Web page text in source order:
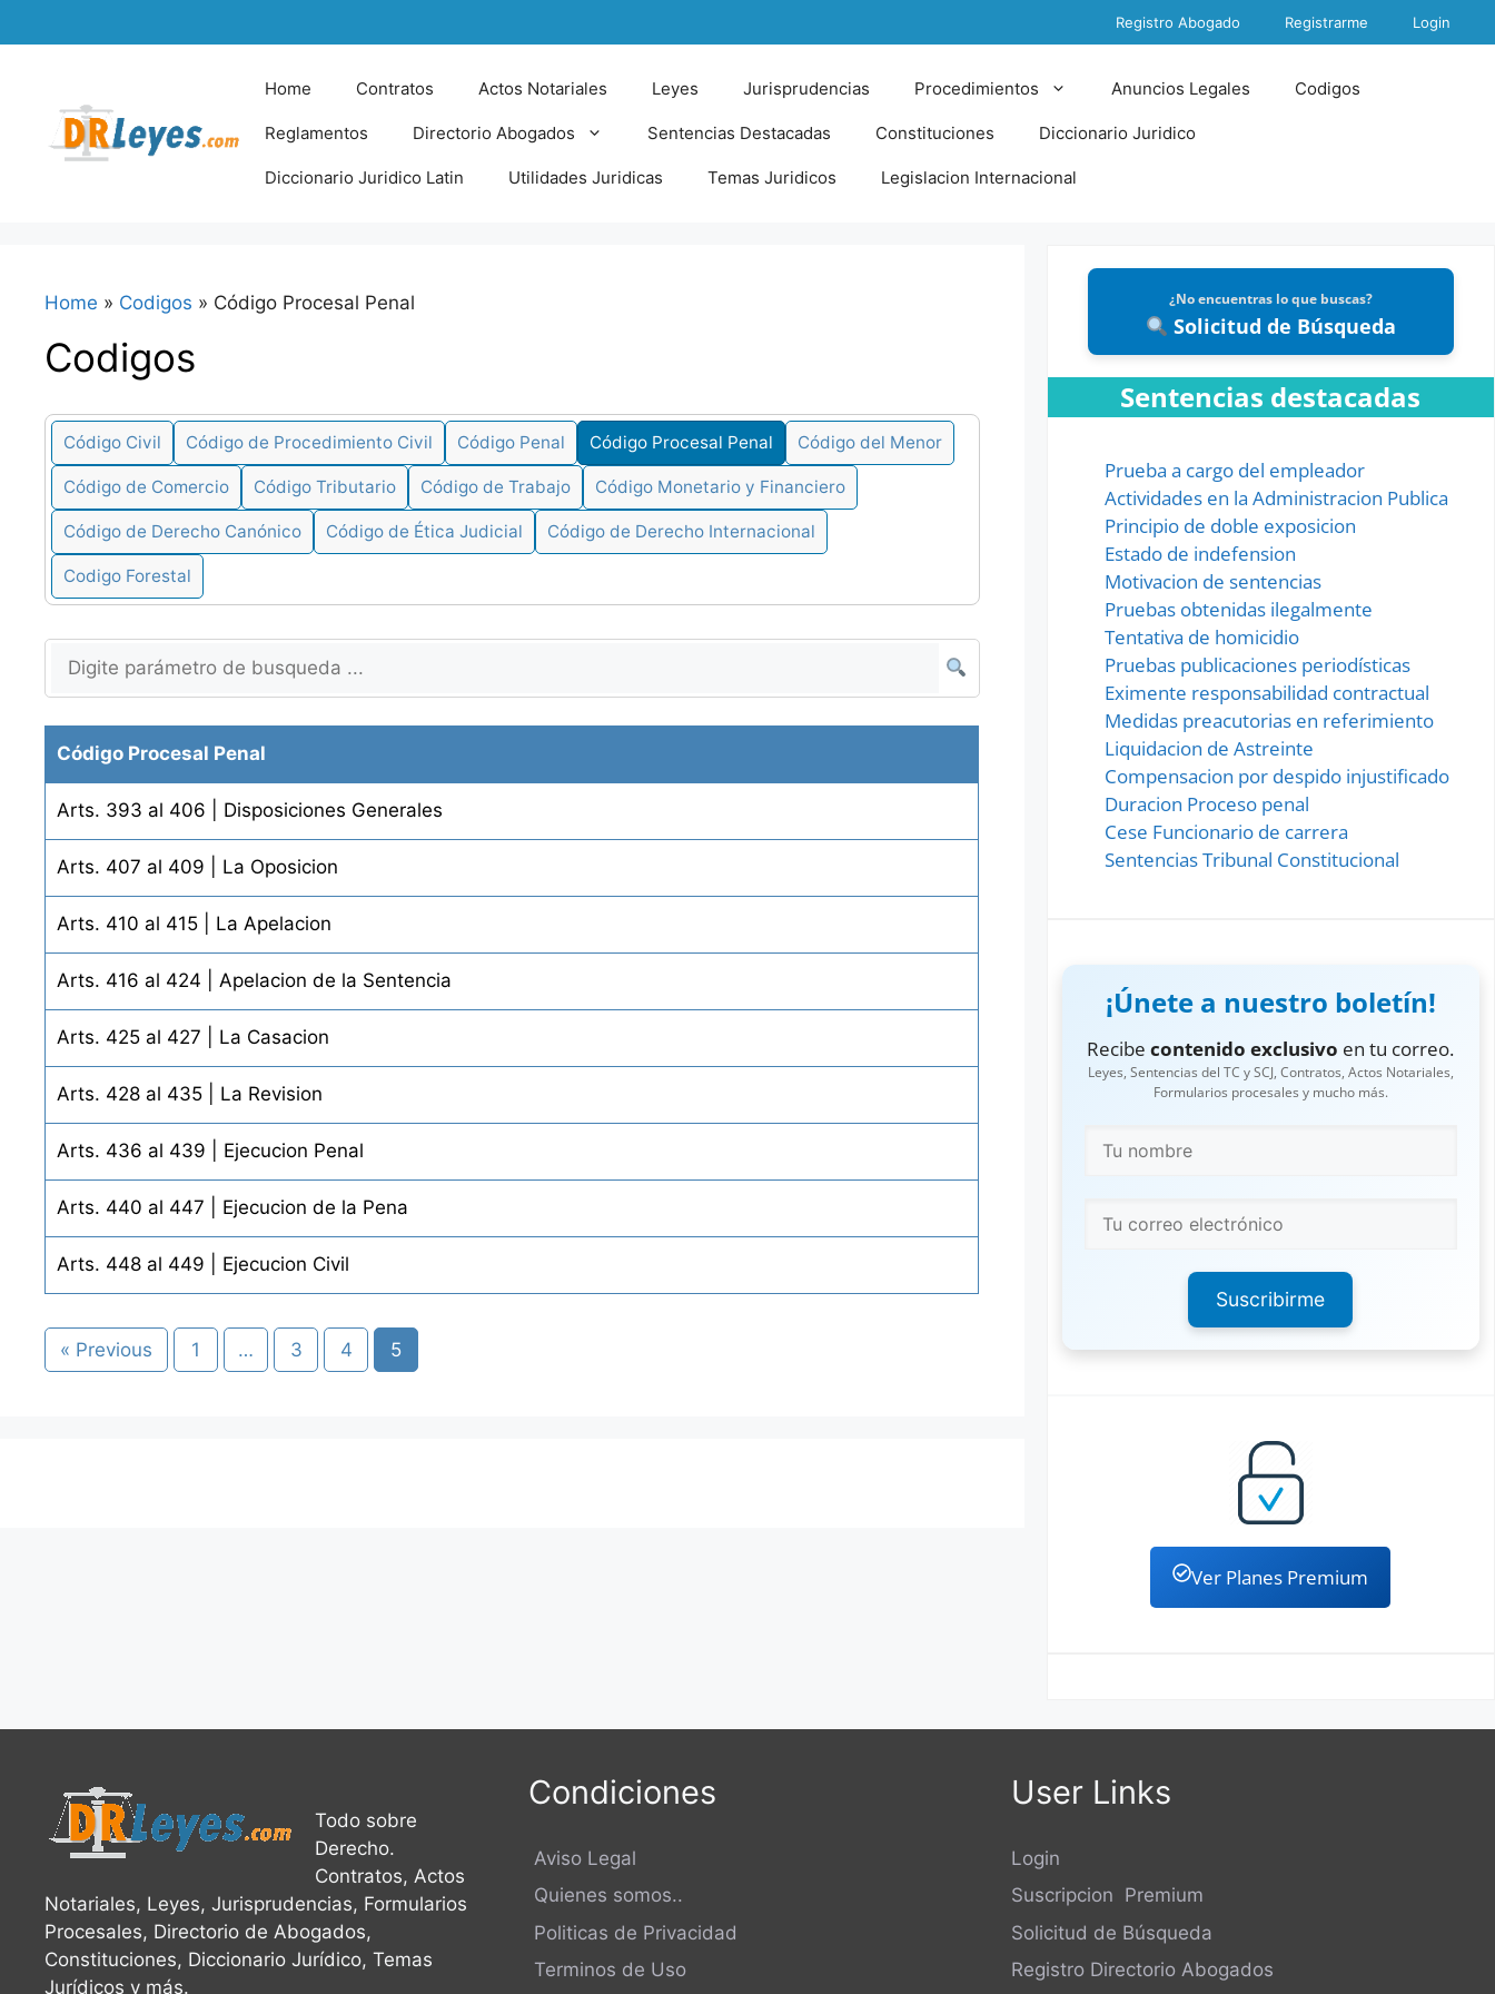
to
Registro Abogado Registrarme Login
Home Contratos Actos Notariales Leyes Jurisprudencias Procedimientos Anuncios Legales Codigos
Reglamentos Directorio Abogados Sentencias Destacadas Constituciones Diccionario Juridico
Diccionario Juridico Latin Utilidades Juridicas Temas Juridicos Legislacion Internacional
Home » Codigos » Código Procesal Penal
Codigos
Código Civil Código de Procedimiento Civil Código Penal Código Procesal Penal Código del Menor
Código de Comercio Código Tributario Código de Trabajo Código Monetario y Financiero
Código de Derecho Canónico Código de Ética Judicial Código de Derecho Internacional
Codigo Forestal
Código Procesal Penal
Arts. 393 al 406 | Disposiciones Generales
Arts. 407 al 409 | La Oposicion
Arts. 410 al 415 | La Apelacion
Arts. 416 al 424 | Apelacion de la Sentencia
Arts. 425 al 427 | La Casacion
Arts. 428 al 435 | La Revision
Arts. 436 al 439 | Ejecucion Penal
Arts. 440 al 447 | Ejecucion de la Pena
Arts. 448 al 449 | Ejecucion Civil
« Previous 1 … 3 4 5
¿No encuentras lo que buscas?
Solicitud de Búsqueda
Sentencias destacadas
Prueba a cargo del empleador
Actividades en la Administracion Publica
Principio de doble exposicion
Estado de indefension
Motivacion de sentencias
Pruebas obtenidas ilegalmente
Tentativa de homicidio
Pruebas publicaciones periodísticas
Eximente responsabilidad contractual
Medidas preacutorias en referimiento
Liquidacion de Astreinte
Compensacion por despido injustificado
Duracion Proceso penal
Cese Funcionario de carrera
Sentencias Tribunal Constitucional
¡Únete a nuestro boletín!
Recibecontenido exclusivo en tu correo.
Leyes, Sentencias del TC y SCJ, Contratos, Actos Notariales,
Formularios procesales y mucho más.
Suscribirme
Ver Planes Premium
Todo sobre
Derecho.
Contratos, Actos
Notariales, Leyes, Jurisprudencias, Formularios
Procesales, Directorio de Abogados,
Constituciones, Diccionario Jurídico, Temas
Jurídicos y más.
Condiciones
Aviso Legal
Quienes somos..
Politicas de Privacidad
Terminos de Uso
User Links
Login
Suscripcion Premium
Solicitud de Búsqueda
Registro Directorio Abogados